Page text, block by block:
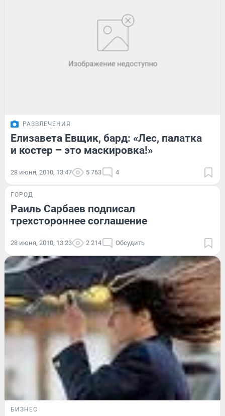
РАЗВЛЕЧЕНИЯ
Елизавета Евщик, бард: «Лес, палатка
и костер – это маскировка!»
28 июня, 2010, 13:47 5 763 4
ГОРОД
Раиль Сарбаев подписал
трехстороннее соглашение
28 июня, 2010, 13:23 2 214 Обсудить
БИЗНЕС